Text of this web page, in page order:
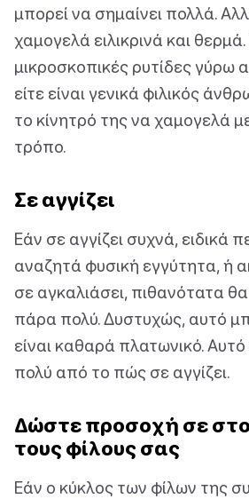
μπορεί να σημαίνει πολλά.
χαμογελά ειλικρινά και
μικροσκοπικές ρυτίδες γύρω
είτε είναι γενικά φιλικός
το κίνητρό της να χαμογελά
τρόπο.
Σε αγγίζει
Εάν σε αγγίζει συχνά, ειδικά
αναζητά φυσική εγγύτητα, ή
σε αγκαλιάσει, πιθανότατα
πάρα πολύ. Δυστυχώς, αυτό
είναι καθαρά πλατωνικό.
πολύ από το πώς σε αγγίζει.
Δώστε προσοχή σε
τους φίλους σας
Εάν ο κύκλος των φίλων της